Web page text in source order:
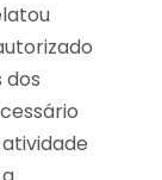
dos